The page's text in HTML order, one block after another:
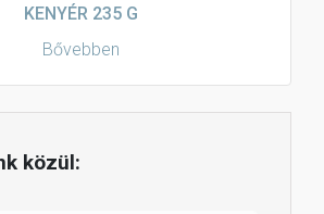
KENYÉR 235 G
Bővebben
közül: